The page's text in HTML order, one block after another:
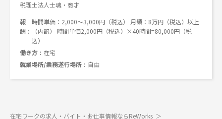
税理士法人士魂・商才
報
酬
時間単価：2,000～3,000円（税込） 月額：8万円（税込）以上
（内訳） 時間単価2,000円（税込）×40時間=80,000円（税
込）
働き方
在宅
就業場所/業務遂行場所
自由
在宅ワークの求人・バイト・お仕事情報ならReWorks ＞